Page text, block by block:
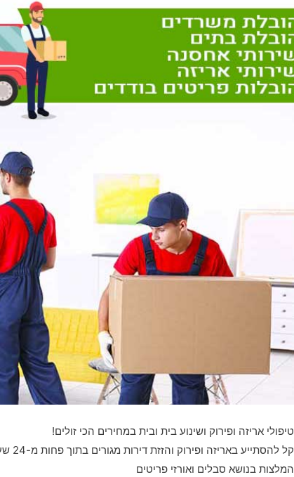
טיפולי אריזה ופירוק ושינוע בית ובית במחירים הכי זולים!
קל להסתייע באריזה ופירוק והזזת דירות מגורים בתוך פחות מ-24 שעות
המלצות בנושא סבלים ואורזי פריטים